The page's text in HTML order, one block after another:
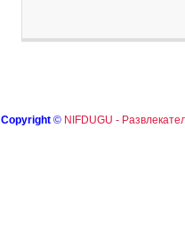
Copyright © NIFDUGU -